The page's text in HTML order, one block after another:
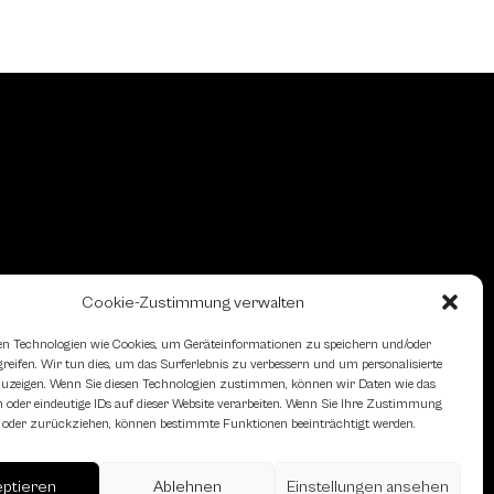
Cookie-Zustimmung verwalten
Technologien wie Cookies, um Geräteinformationen zu speichern und/oder
Wir tun dies, um das Surferlebnis zu verbessern und um personalisierte
Wenn Sie diesen Technologien zustimmen, können wir Daten wie das
oder eindeutige IDs auf dieser Website verarbeiten. Wenn Sie Ihre Zustimmung
zurückziehen, können bestimmte Funktionen beeinträchtigt werden.
Ablehnen Einstellungen ansehen